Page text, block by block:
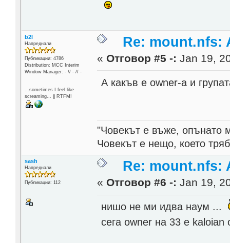
b2l
Напреднали
Публикации: 4786
Distribution: MCC Interim
Window Manager: - // - // -
...sometimes I feel like
screaming... || RTFM!
Re: mount.nfs:
« Отговор #5 -: Jan 19,
А какъв е owner-а и
"Човекът е въже, опънато
Човекът е нещо, което
sash
Напреднали
Публикации: 112
Re: mount.nfs:
« Отговор #6 -: Jan 19,
нишо не ми идва наум ...
сега owner на 33 e kaloian